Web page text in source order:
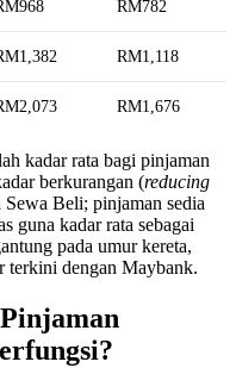
RM782
RM1,118
RM1,676
kadar rata bagi pinjaman
berkurangan (reducing
Beli; pinjaman sedia
guna kadar rata sebagai
pada umur kereta,
terkini dengan Maybank.